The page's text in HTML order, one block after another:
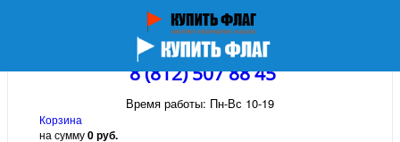
8 (812) 507 88 45
Время работы: Пн-Вс 10-19
Корзина
на сумму0 руб.